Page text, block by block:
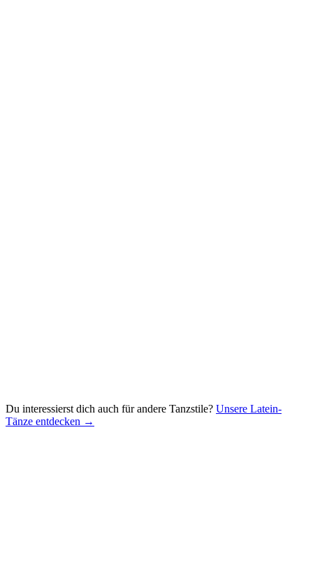
Du interessierst dich auch für andere Tanzstile? Unsere Latein-
Tänze entdecken →